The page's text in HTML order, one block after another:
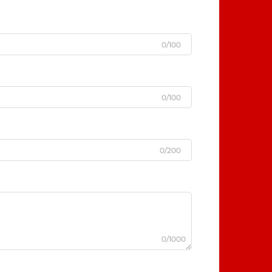
0/100
0/100
0/200
0/1000